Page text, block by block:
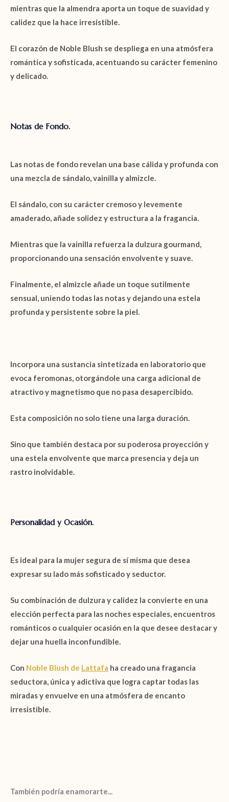
mientras que la almendra aporta un toque de suavidad y
calidez que la hace irresistible.
El corazón de Noble Blush se despliega en una atmósfera
romántica y sofisticada, acentuando su carácter femenino
y delicado.
Notas de Fondo.
Las notas de fondo revelan una base cálida y profunda con
una mezcla de sándalo,vainilla y almizcle.
El sándalo, con su carácter cremoso y levemente
amaderado, añade solidez y estructura a la fragancia.
Mientras que la vainilla refuerza la dulzura gourmand,
proporcionando una sensación envolvente y suave.
Finalmente, el almizcle añade un toque sutilmente
sensual, uniendo todas las notas y dejando una estela
profunda y persistente sobre la piel.
Incorpora una sustancia sintetizada en laboratorio que
evoca feromonas, otorgándole una carga adicional de
atractivo y magnetismo que no pasa desapercibido.
Esta composición no solo tiene una larga duración.
Sino que también destaca por su poderosa proyección y
una estela envolvente que marca presencia y deja un
rastro inolvidable.
Personalidad y Ocasión.
Es ideal para la mujer segura de sí misma que desea
expresar su lado más sofisticado y seductor.
Su combinación de dulzura y calidez la convierte en una
elección perfecta para las noches especiales, encuentros
románticos o cualquier ocasión en la que desee destacar y
dejar una huella inconfundible.
Con Noble Blush de Lattafa ha creado una fragancia
seductora, única y adictiva que logra captar todas las
miradas y envuelve en una atmósfera de encanto
irresistible.
También podría enamorarte...